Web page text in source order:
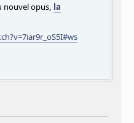
nouvel opus, la